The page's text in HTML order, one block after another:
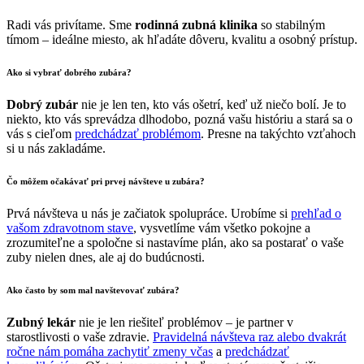
Radi vás privítame. Sme rodinná zubná klinika so stabilným
tímom – ideálne miesto, ak hľadáte dôveru, kvalitu a osobný prístup.
Ako si vybrať dobrého zubára?
Dobrý zubár nie je len ten, kto vás ošetrí, keď už niečo bolí. Je to
niekto, kto vás sprevádza dlhodobo, pozná vašu históriu a stará sa o
vás s cieľom predchádzať problémom. Presne na takýchto vzťahoch
si u nás zakladáme.
Čo môžem očakávať pri prvej návšteve u zubára?
Prvá návšteva u nás je začiatok spolupráce. Urobíme si prehľad o
vašom zdravotnom stave, vysvetlíme vám všetko pokojne a
zrozumiteľne a spoločne si nastavíme plán, ako sa postarať o vaše
zuby nielen dnes, ale aj do budúcnosti.
Ako často by som mal navštevovať zubára?
Zubný lekár nie je len riešiteľ problémov – je partner v
starostlivosti o vaše zdravie. Pravidelná návšteva raz alebo dvakrát
ročne nám pomáha zachytiť zmeny včas a predchádzať